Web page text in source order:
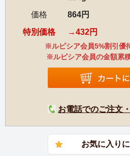
価格
864円
特別価格
432円
※ルピシア会員5%割引優
※ルピシア会員の金額累
お電話でのご注文